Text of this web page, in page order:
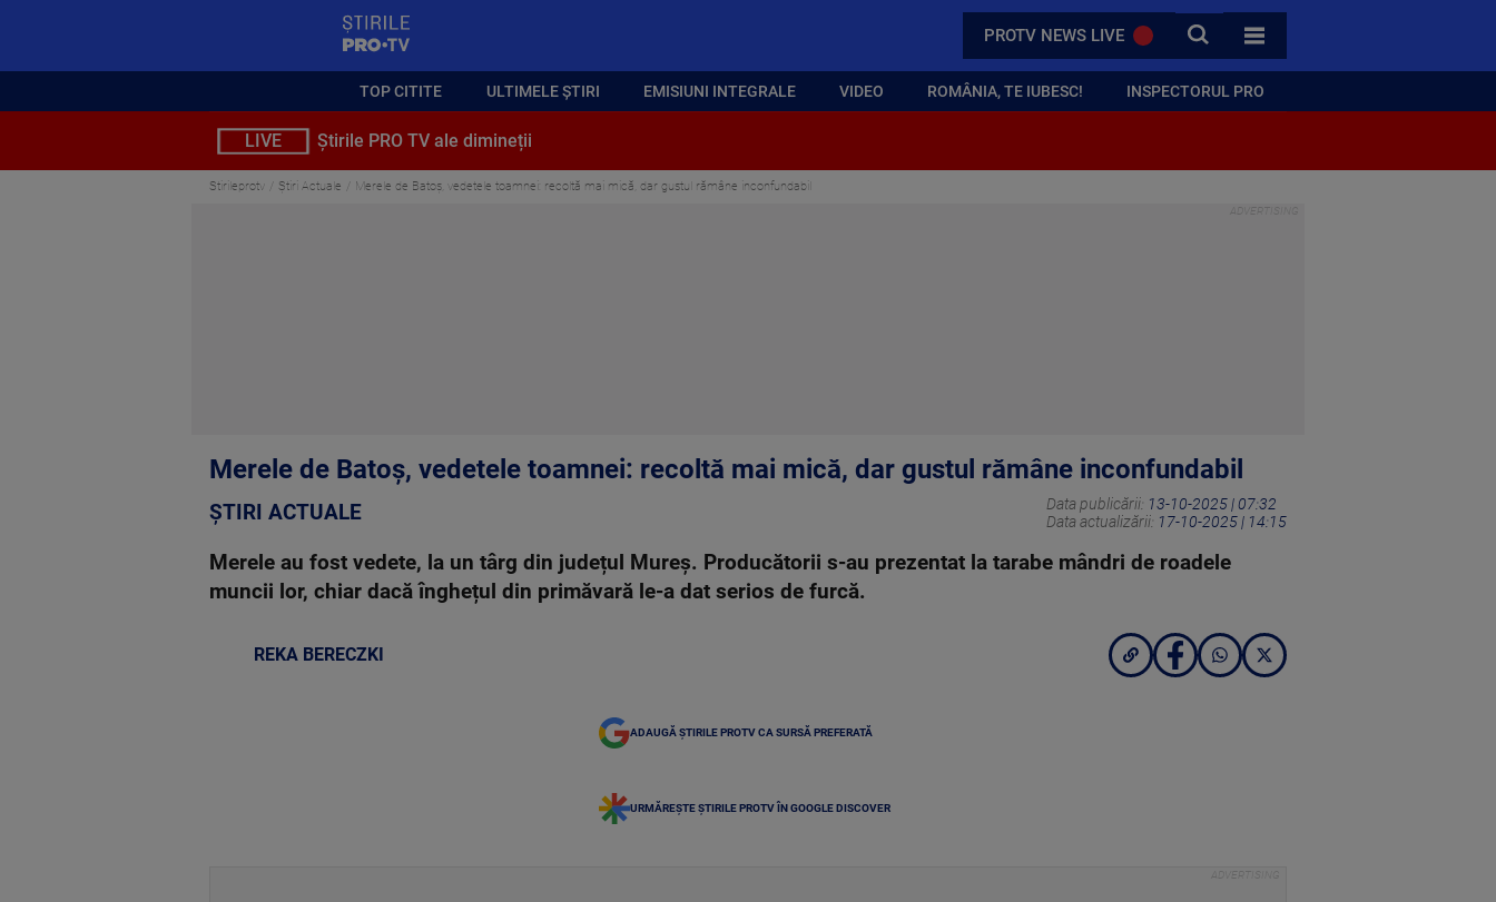
PROTV NEWS LIVE CAUTA
TOATE CATEGORIILE
TOP CITITE ULTIMELE ȘTIRI EMISIUNI INTEGRALE VIDEO ROMÂNIA, TE IUBESC! INSPECTORUL PRO
LIVE Știrile PRO TV ale dimineții
Stirileprotv Știri Actuale Merele de Batoș, vedetele toamnei: recoltă mai mică, dar gustul rămâne inconfundabil
Merele de Batoș, vedetele toamnei: recoltă mai mică, dar gustul rămâne inconfundabil
ȘTIRI ACTUALE Data publicării: 13-10-2025 | 07:32
Data actualizării: 17-10-2025 | 14:15
Merele au fost vedete, la un târg din județul Mureș. Producătorii s-au prezentat la tarabe mândri de roadele
muncii lor, chiar dacă înghețul din primăvară le-a dat serios de furcă.
REKA BERECZKI
ADAUGĂ ȘTIRILE PROTV CA SURSĂ PREFERATĂ
URMĂREȘTE ȘTIRILE PROTV ÎN GOOGLE DISCOVER